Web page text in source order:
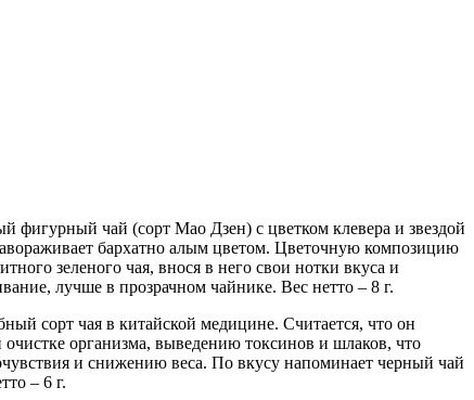
фигурный чай (сорт Мао Дзен) с цветком клевера и звездой
бархатно алым цветом. Цветочную композицию
зеленого чая, внося в него свои нотки вкуса и
лучше в прозрачном чайнике. Вес нетто – 8 г.
сорт чая в китайской медицине. Считается, что он
очистке организма, выведению токсинов и шлаков, что
и снижению веса. По вкусу напоминает черный чай
– 6 г.